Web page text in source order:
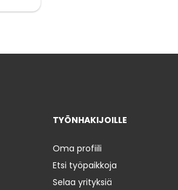
TYÖNHAKIJOILLE
Oma profiili
Etsi työpaikkoja
Selaa yrityksiä